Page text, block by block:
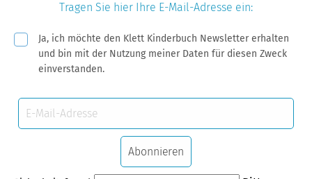
Tragen Sie hier Ihre E-Mail-Adresse ein:
PflichtfeldJa, ich möchte den Klett Kinderbuch Newsletter erhalten
und bin mit der Nutzung meiner Daten für diesen Zweck
einverstanden.
E-
Mail-
Abonnieren